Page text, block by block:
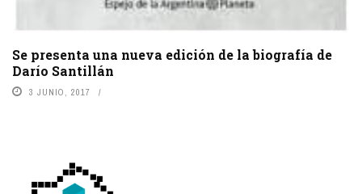
Se presenta una nueva edición de la biografía de
Darío Santillán
3 JUNIO, 2017